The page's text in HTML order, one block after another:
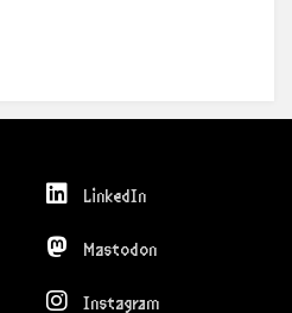
LinkedIn
Mastodon
Instagram